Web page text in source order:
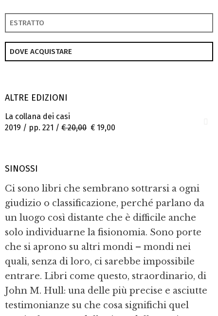
ESTRATTO
DOVE ACQUISTARE
ALTRE EDIZIONI
La collana dei casi
2019 / pp. 221 / € 20,00 € 19,00
SINOSSI
Ci sono libri che sembrano sottrarsi a ogni
giudizio o classificazione, perché parlano da
un luogo così distante che è difficile anche
solo individuarne la fisionomia. Sono porte
che si aprono su altri mondi – mondi nei
quali, senza di loro, ci sarebbe impossibile
entrare. Libri come questo, straordinario, di
John M. Hull: una delle più precise e asciutte
testimonianze su che cosa significhi quel